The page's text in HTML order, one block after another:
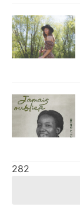
282